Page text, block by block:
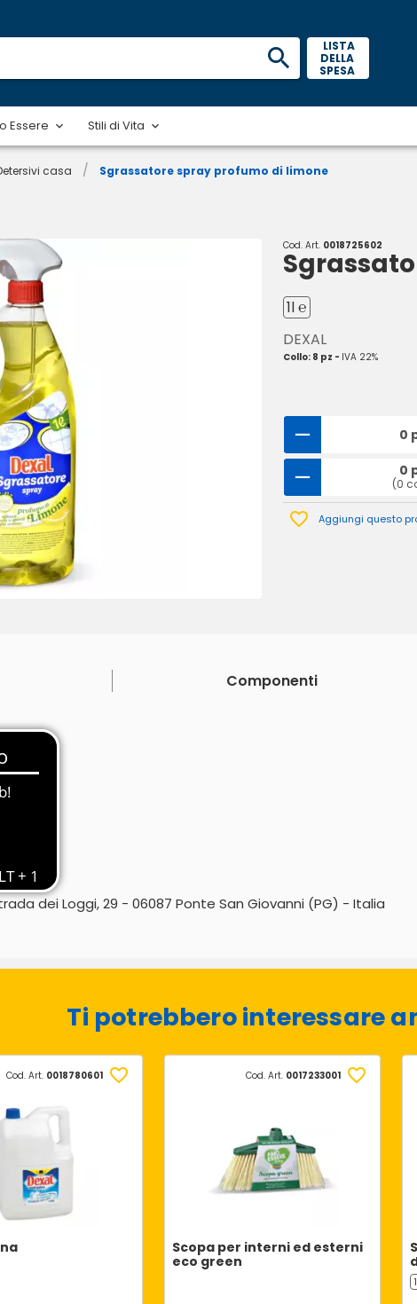
LISTA
DELLA
SPESA
Essere Stili di Vita
casa / Sgrassatore spray profumo di limone
Cod. Art. 0018725602
1l ℮
DEXAL
Collo: 8 pz - IVA 22%
0
0
(0
Aggiungi questo
Componenti
dei Loggi, 29 - 06087 Ponte San Giovanni (PG) - Italia
Ti potrebbero interessare
Cod. Art. 0018780601 Cod. Art. 0017233001
Scopa per interni ed esterni
eco green